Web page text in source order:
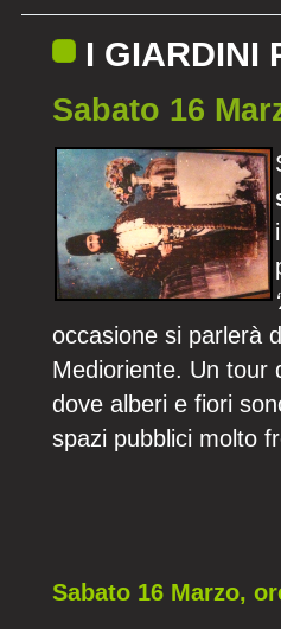
I GIARDINI
Sabato 16
occasione si parlerà
Medioriente. Un tour
dove alberi e fiori
spazi pubblici molto
Sabato 16 Marzo,